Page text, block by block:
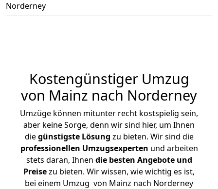
Norderney
Kostengünstiger Umzug
von Mainz nach Norderney
Umzüge können mitunter recht kostspielig sein,
aber keine Sorge, denn wir sind hier, um Ihnen
diegünstigste Lösung zu bieten. Wir sind die
professionellen Umzugsexperten und arbeiten
stets daran, Ihnen die besten Angebote und
Preisezu bieten. Wir wissen, wie wichtig es ist,
bei einem Umzug von Mainz nach Norderney